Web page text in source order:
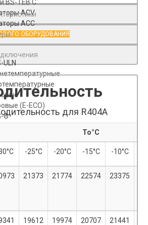
BS-TEB C
АСV
ACC
ОБОРУДОВАНИЯ
ULN
(E-ECO)
O
для R404A
To°С
-25°С -20°С -15°С -10°С
21373 21774 22574 23375
19612 19974 20707 21441